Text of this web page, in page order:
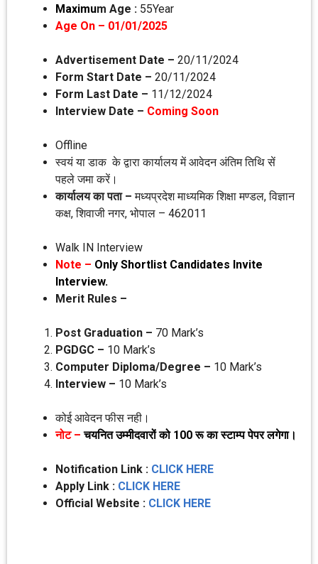
Maximum Age : 55Year
Age On – 01/01/2025
Advertisement Date – 20/11/2024
Form Start Date – 20/11/2024
Form Last Date – 11/12/2024
Interview Date – Coming Soon
Offline
स्‍वयं या डाक के द्वारा कार्यालय में आवेदन अंतिम तिथि सें
पहले जमा करें।
कार्यालय का पता –मध्‍यप्रदेश माध्‍यमिक शिक्षा मण्‍डल, विज्ञान
कक्ष, शिवाजी नगर, भोपाल – 462011
Walk IN Interview
Note – Only Shortlist Candidates Invite
Interview.
Merit Rules –
Post Graduation – 70 Mark’s
PGDGC – 10 Mark’s
Computer Diploma/Degree – 10 Mark’s
Interview – 10 Mark’s
कोई आवेदन फीस नही।
नोट – चयनित उम्‍मीदवारों को 100 रू का स्‍टाम्‍प पेपर लगेगा।
Notification Link : CLICK HERE
Apply Link : CLICK HERE
Official Website : CLICK HERE